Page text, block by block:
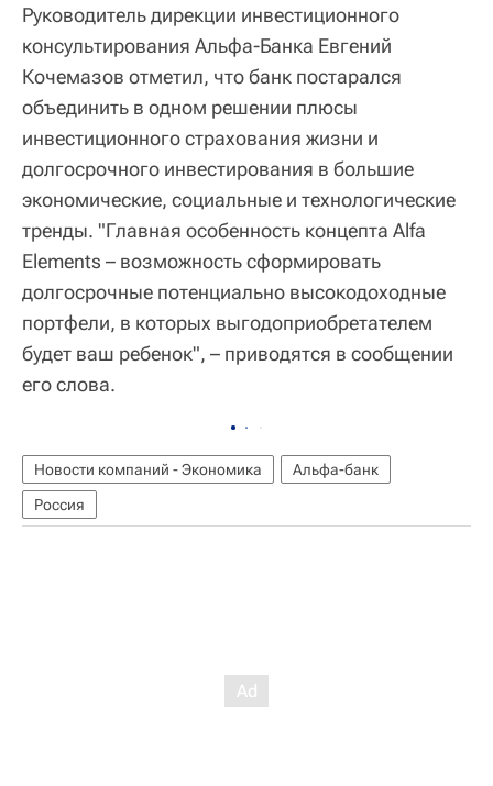
Руководитель дирекции инвестиционного
консультирования Альфа-Банка Евгений
Кочемазов отметил, что банк постарался
объединить в одном решении плюсы
инвестиционного страхования жизни и
долгосрочного инвестирования в большие
экономические, социальные и технологические
тренды. "Главная особенность концепта Alfa
Elements – возможность сформировать
долгосрочные потенциально высокодоходные
портфели, в которых выгодоприобретателем
будет ваш ребенок", – приводятся в сообщении
его слова.
Новости компаний - Экономика
Альфа-банк
Россия